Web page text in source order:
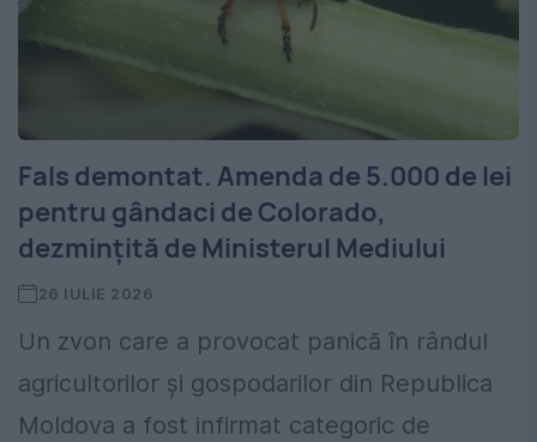
Fals demontat. Amenda de 5.000 de lei
pentru gândaci de Colorado,
dezmințită de Ministerul Mediului
26 IULIE 2026
Un zvon care a provocat panică în rândul
agricultorilor și gospodarilor din Republica
Moldova a fost infirmat categoric de